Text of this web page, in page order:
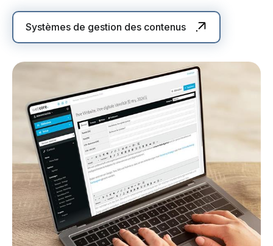
Systèmes de gestion des contenus